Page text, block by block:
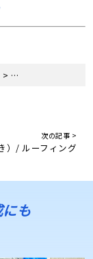
> 野地板（のじいた）
次の記事 >
）/ ルーフィング
も